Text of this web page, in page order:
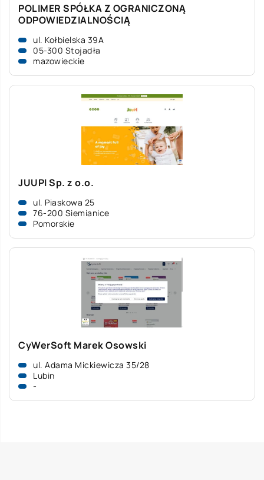
POLIMER SPÓŁKA Z OGRANICZONĄ
ODPOWIEDZIALNOŚCIĄ
ul. Kołbielska 39A
05-300 Stojadła
mazowieckie
JUUPI Sp. z o.o.
ul. Piaskowa 25
76-200 Siemianice
Pomorskie
CyWerSoft Marek Osowski
ul. Adama Mickiewicza 35/28
Lubin
-